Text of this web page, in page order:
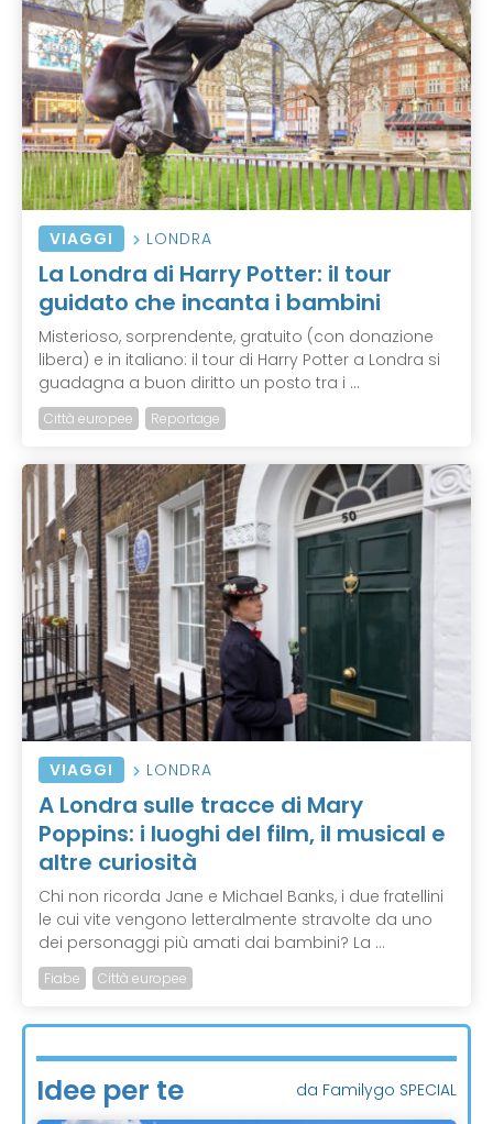
VIAGGI LONDRA
La Londra di Harry Potter: il tour
guidato che incanta i bambini
Misterioso, sorprendente, gratuito (con donazione
libera) e in italiano: il tour di Harry Potter a Londra si
guadagna a buon diritto un posto tra i ...
Città europee Reportage
VIAGGI LONDRA
A Londra sulle tracce di Mary
Poppins: i luoghi del film, il musical e
altre curiosità
Chi non ricorda Jane e Michael Banks, i due fratellini
le cui vite vengono letteralmente stravolte da uno
dei personaggi più amati dai bambini? La ...
Fiabe Città europee
Idee per te da Familygo SPECIAL